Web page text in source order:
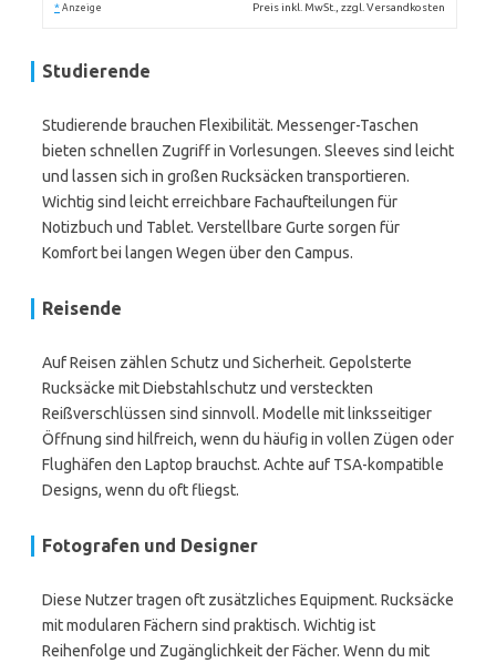
* Anzeige Preis inkl. MwSt., zzgl. Versandkosten
Studierende
Studierende brauchen Flexibilität. Messenger-Taschen
bieten schnellen Zugriff in Vorlesungen. Sleeves sind leicht
und lassen sich in großen Rucksäcken transportieren.
Wichtig sind leicht erreichbare Fachaufteilungen für
Notizbuch und Tablet. Verstellbare Gurte sorgen für
Komfort bei langen Wegen über den Campus.
Reisende
Auf Reisen zählen Schutz und Sicherheit. Gepolsterte
Rucksäcke mit Diebstahlschutz und versteckten
Reißverschlüssen sind sinnvoll. Modelle mit linksseitiger
Öffnung sind hilfreich, wenn du häufig in vollen Zügen oder
Flughäfen den Laptop brauchst. Achte auf TSA-kompatible
Designs, wenn du oft fliegst.
Fotografen und Designer
Diese Nutzer tragen oft zusätzliches Equipment. Rucksäcke
mit modularen Fächern sind praktisch. Wichtig ist
Reihenfolge und Zugänglichkeit der Fächer. Wenn du mit